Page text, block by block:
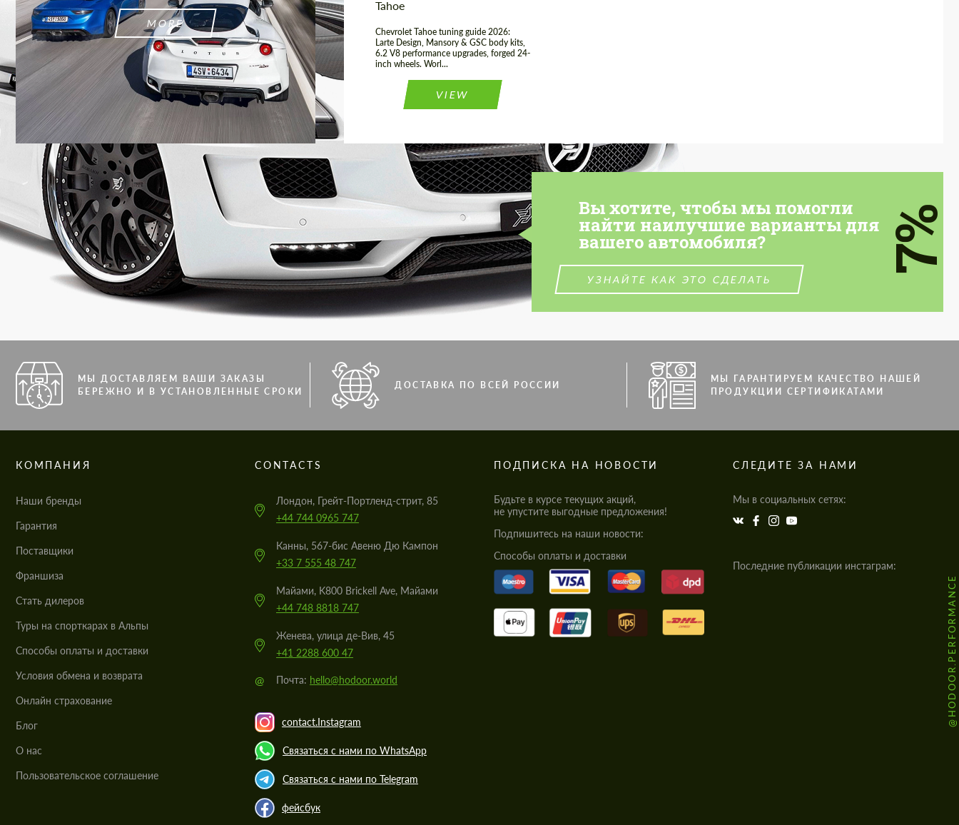
MORE
Tahoe
Chevrolet Tahoe tuning guide 2026:
Larte Design, Mansory & GSC body kits,
6.2 V8 performance upgrades, forged 24-
inch wheels. Worl...
VIEW
Вы хотите, чтобы мы помогли
найти наилучшие варианты для
вашего автомобиля?
УЗНАЙТЕ КАК ЭТО СДЕЛАТЬ
7%
МЫ ДОСТАВЛЯЕМ ВАШИ ЗАКАЗЫ
БЕРЕЖНО И В УСТАНОВЛЕННЫЕ СРОКИ
ДОСТАВКА ПО ВСЕЙ РОССИИ
МЫ ГАРАНТИРУЕМ КАЧЕСТВО НАШЕЙ
ПРОДУКЦИИ СЕРТИФИКАТАМИ
КОМПАНИЯ
Наши бренды
Гарантия
Поставщики
Франшиза
Стать дилеров
Туры на спорткарах в Альпы
Cпособы оплаты и доставки
Условия обмена и возврата
Онлайн страхование
Блог
О нас
Пользовательское соглашение
CONTACTS
Лондон, Грейт-Портленд-стрит, 85
+44 744 0965 747
Канны, 567-бис Авеню Дю Кампон
+33 7 555 48 747
Майами, K800 Brickell Ave, Майами
+44 748 8818 747
Женева, улица де-Вив, 45
+41 2288 600 47
@ Почта: hello@hodoor.world
contact.Instagram
Связаться с нами по WhatsApp
Связаться с нами по Telegram
фейсбук
ПОДПИСКА НА НОВОСТИ
Будьте в курсе текущих акций,
не упустите выгодные предложения!
Подпишитесь на наши новости:
Cпособы оплаты и доставки
СЛЕДИТЕ ЗА НАМИ
Мы в социальных сетях:
Последние публикации инстаграм:
@HODOOR.PERFORMANCE